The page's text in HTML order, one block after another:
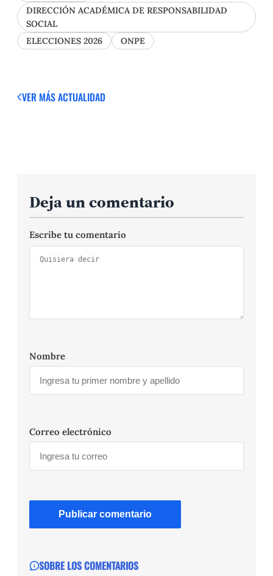
DIRECCIÓN ACADÉMICA DE RESPONSABILIDAD
SOCIAL
ELECCIONES 2026
ONPE
VER MÁSACTUALIDAD
Deja un comentario
Escribe tu comentario
Nombre
Correo electrónico
SOBRE LOS COMENTARIOS